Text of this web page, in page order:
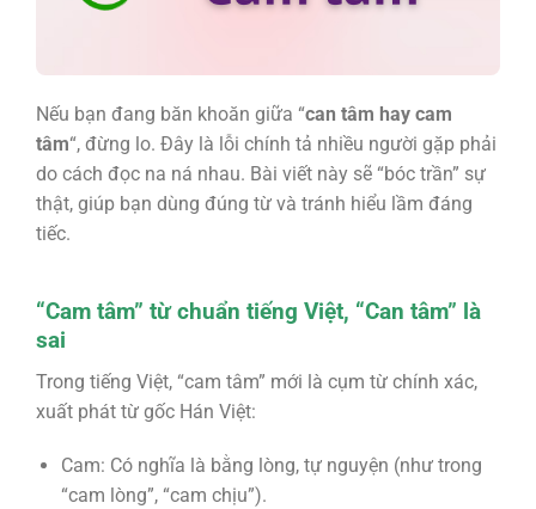
Nếu bạn đang băn khoăn giữa “can tâm hay cam
tâm“, đừng lo. Đây là lỗi chính tả nhiều người gặp phải
do cách đọc na ná nhau. Bài viết này sẽ “bóc trần” sự
thật, giúp bạn dùng đúng từ và tránh hiểu lầm đáng
tiếc.
“Cam tâm” từ chuẩn tiếng Việt, “Can tâm” là
sai
Trong tiếng Việt, “cam tâm” mới là cụm từ chính xác,
xuất phát từ gốc Hán Việt:
Cam: Có nghĩa là bằng lòng, tự nguyện (như trong
“cam lòng”, “cam chịu”).